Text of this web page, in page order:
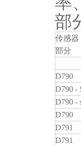
部
传感器
部分
D790
D790 -
D790 -
D790
D791
D791